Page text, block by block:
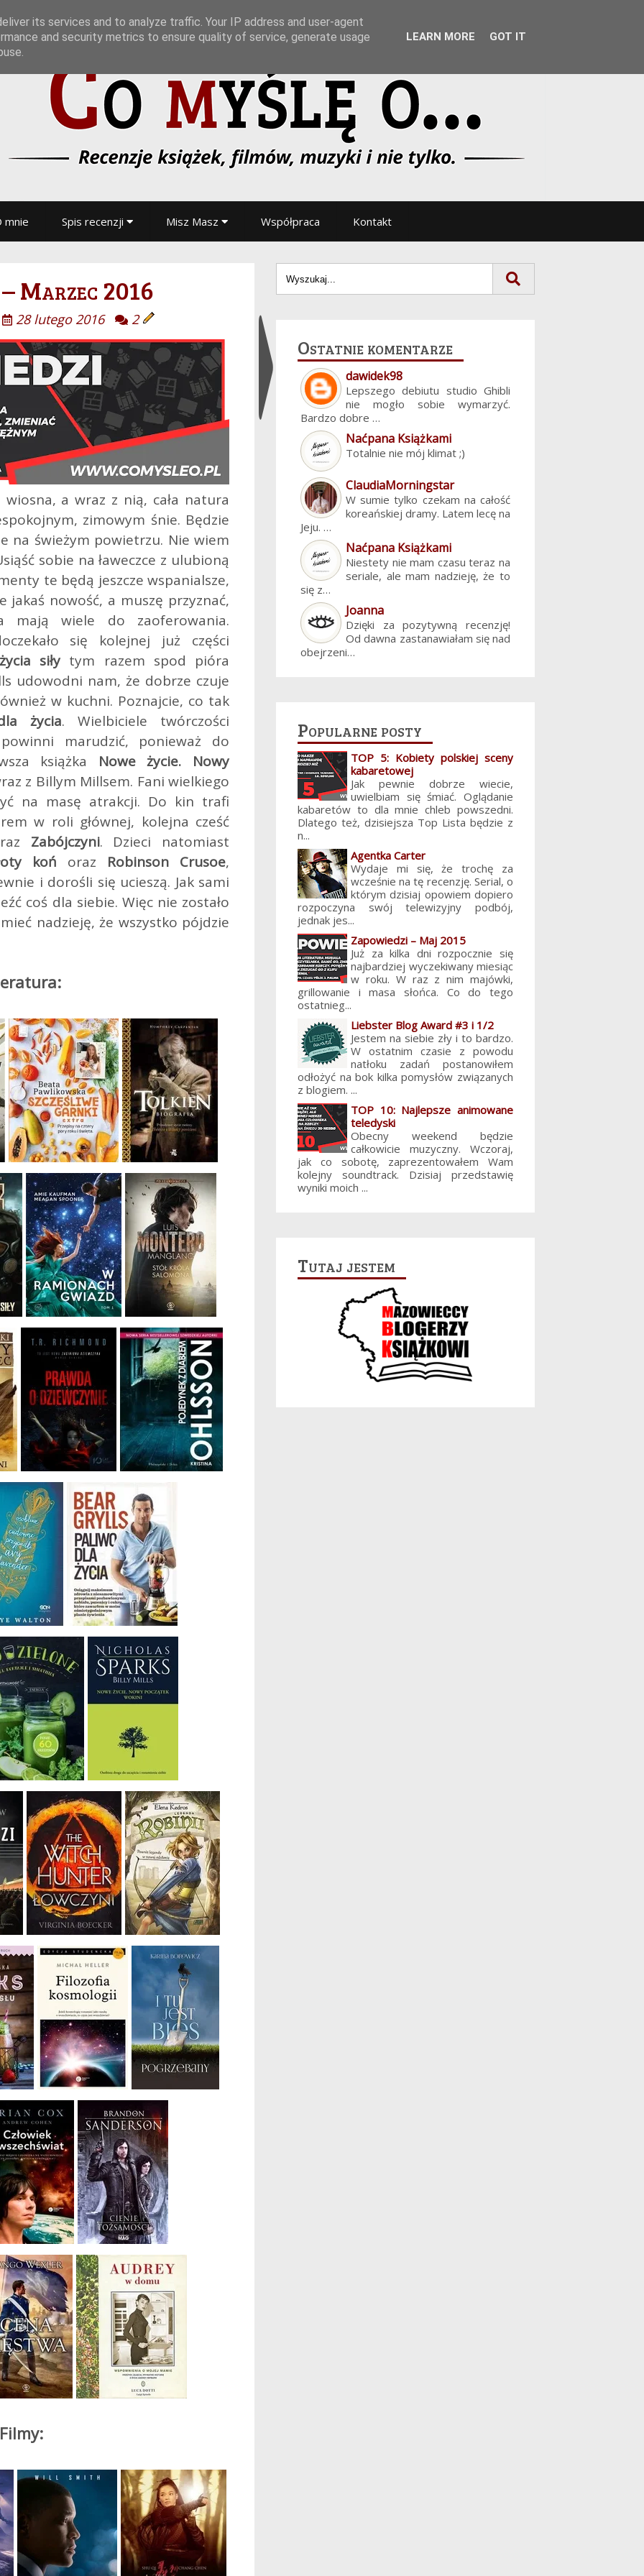
mnie Spis recenzji Misz Masz Współpraca Kontakt
Marzec 2016
28 lutego 2016 2
a wraz z nią, cała natura
zimowym śnie. Będzie
na świeżym powietrzu. Nie wiem
sobie na ławeczce z ulubioną
te będą jeszcze wspanialsze,
jakaś nowość, a muszę przyznać,
mają wiele do zaoferowania.
się kolejnej już części
siły tym razem spod pióra
udowodni nam, że dobrze czuje
w kuchni. Poznajcie, co tak
życia. Wielbiciele twórczości
marudzić, ponieważ do
książka Nowe życie. Nowy
z Billym Millsem. Fani wielkiego
na masę atrakcji. Do kin trafi
w roli głównej, kolejna cześć
Zabójczyni. Dzieci natomiast
koń oraz Robinson Crusoe,
i dorośli się ucieszą. Jak sami
coś dla siebie. Więc nie zostało
nadzieję, że wszystko pójdzie
Ukryj
Ostatnie komentarze
dawidek98
Lepszego debiutu studio Ghibli
nie mogło sobie wymarzyć.
Bardzo dobre …
Naćpana Książkami
Totalnie nie mój klimat ;)
ClaudiaMorningstar
W sumie tylko czekam na całość
koreańskiej dramy. Latem lecę na
Jeju. …
Naćpana Książkami
Niestety nie mam czasu teraz na
seriale, ale mam nadzieję, że to
się z…
Joanna
Dzięki za pozytywną recenzję!
Od dawna zastanawiałam się nad
obejrzeni…
Popularne posty
TOP 5: Kobiety polskiej sceny
kabaretowej
Jak pewnie dobrze wiecie,
uwielbiam się śmiać. Oglądanie
kabaretów to dla mnie chleb powszedni.
Dlatego też, dzisiejsza Top Lista będzie z
n...
Agentka Carter
Wydaje mi się, że trochę za
wcześnie na tę recenzję. Serial, o
którym dzisiaj opowiem dopiero
rozpoczyna swój telewizyjny podbój,
jednak jes...
Zapowiedzi – Maj 2015
Już za kilka dni rozpocznie się
najbardziej wyczekiwany miesiąc
w roku. W raz z nim majówki,
grillowanie i masa słońca. Co do tego
ostatnieg...
Liebster Blog Award #3 i 1/2
Jestem na siebie zły i to bardzo.
W ostatnim czasie z powodu
natłoku zadań postanowiłem
odłożyć na bok kilka pomysłów związanych
z blogiem. ...
TOP 10: Najlepsze animowane
teledyski
Obecny weekend będzie
całkowicie muzyczny. Wczoraj,
jak co sobotę, zaprezentowałem Wam
kolejny soundtrack. Dzisiaj przedstawię
wyniki moich ...
Tutaj jestem
its services and to analyze traffic. Your IP address and user-agent
and security metrics to ensure quality of service, generate usage
LEARN MORE GOT IT